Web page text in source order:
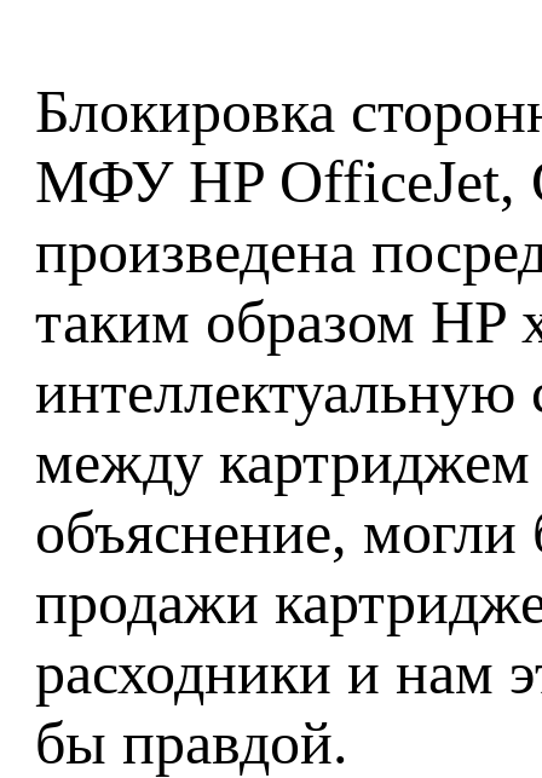
Блокировка
МФУ HP OfficeJet,
произведена
таким образом HP
интеллектуальную
между
объяснение,
продажи
расходники и нам
бы правдой.